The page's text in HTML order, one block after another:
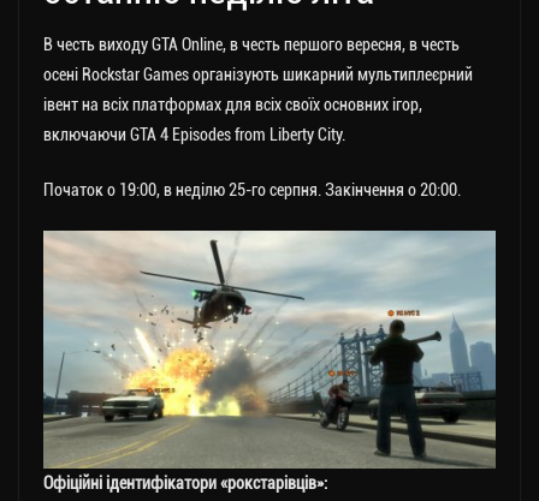
В честь виходу GTA Online, в честь першого вересня, в честь
осені Rockstar Games організують шикарний мультиплеєрний
івент на всіх платформах для всіх своїх основних ігор,
включаючи GTA 4 Episodes from Liberty City.
Початок о 19:00, в неділю 25-го серпня. Закінчення о 20:00.
Офіційні ідентифікатори «рокстарівців»: